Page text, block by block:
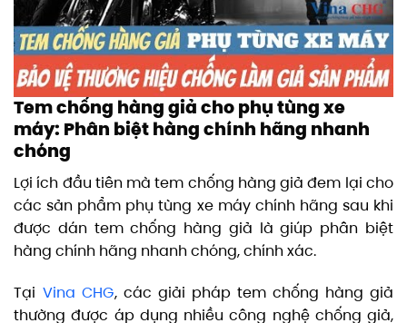
Tem chống hàng giả cho phụ tùng xe
máy: Phân biệt hàng chính hãng nhanh
chóng
Lợi ích đầu tiên mà tem chống hàng giả đem lại cho
các sản phẩm phụ tùng xe máy chính hãng sau khi
được dán tem chống hàng giả là giúp phân biệt
hàng chính hãng nhanh chóng, chính xác.
Tại Vina CHG, các giải pháp tem chống hàng giả
thường được áp dụng nhiều công nghệ chống giả,